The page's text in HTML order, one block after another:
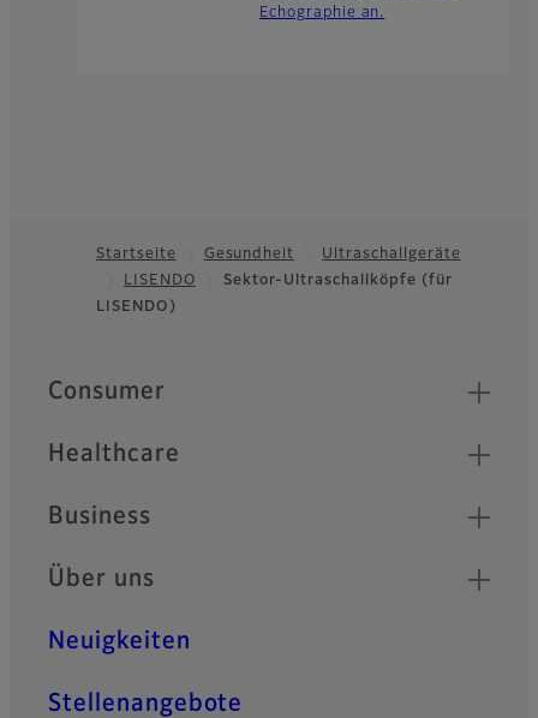
Echographie an.
Footer
Startseite Gesundheit
Ultraschallgeräte
LISENDO
Sektor-Ultraschallköpfe (für
LISENDO)
Quick Links
Consumer
Healthcare
Business
Über uns
Neuigkeiten
Stellenangebote